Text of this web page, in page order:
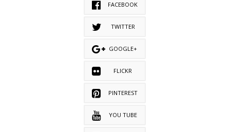
FACEBOOK
TWITTER
GOOGLE+
FLICKR
PINTEREST
YOU TUBE